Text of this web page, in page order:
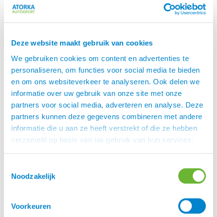
Deze website maakt gebruik van cookies
We gebruiken cookies om content en advertenties te
personaliseren, om functies voor social media te bieden
en om ons websiteverkeer te analyseren. Ook delen we
informatie over uw gebruik van onze site met onze
partners voor social media, adverteren en analyse. Deze
partners kunnen deze gegevens combineren met andere
informatie die u aan ze heeft verstrekt of die ze hebben
verzameld op basis van uw gebruik van hun services.
Noodzakelijk
Voorkeuren
meer ondersteunende zit, die van achteren
omhoog komt.
Alles over het onderhoud van een zadel, dat lees je
Eques
Equesis een prachtig Deens merk, speciaal voor
IJslanders.
Rasmus Møller Jensen is begonnen met zadels,
maar inmiddels heeft Eques meer dan 300 unieke
artikelen in het assortiment.